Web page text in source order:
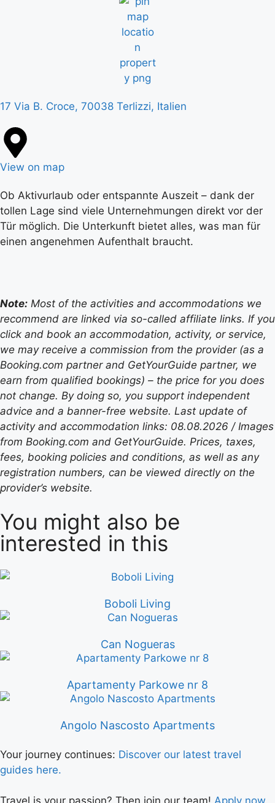
17 Via B. Croce, 70038 Terlizzi, Italien
View on map
Ob Aktivurlaub oder entspannte Auszeit – dank der
tollen Lage sind viele Unternehmungen direkt vor der
Tür möglich. Die Unterkunft bietet alles, was man für
einen angenehmen Aufenthalt braucht.
Note: Most of the activities and accommodations we
recommend are linked via so-called affiliate links. If you
click and book an accommodation, activity, or service,
we may receive a commission from the provider (as a
Booking.com partner and GetYourGuide partner, we
earn from qualified bookings) – the price for you does
not change. By doing so, you support independent
advice and a banner-free website. Last update of
activity and accommodation links: 08.08.2026 / Images
from Booking.com and GetYourGuide. Prices, taxes,
fees, booking policies and conditions, as well as any
registration numbers, can be viewed directly on the
provider’s website.
You might also be
interested in this
Boboli Living
Can Nogueras
Apartamenty Parkowe nr 8
Angolo Nascosto Apartments
Your journey continues: Discover our latest travel
guides here.